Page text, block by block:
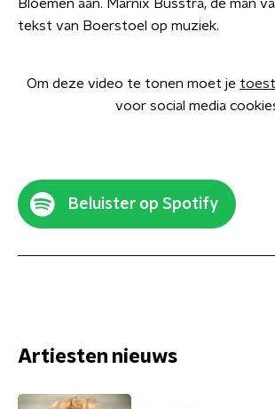
Bloemen aan. Marnix Busstra, de man
tekst van Boerstoel op muziek.
Om deze video te tonen moet je
voor social media
Beluister op Spotify
Artiesten nieuws